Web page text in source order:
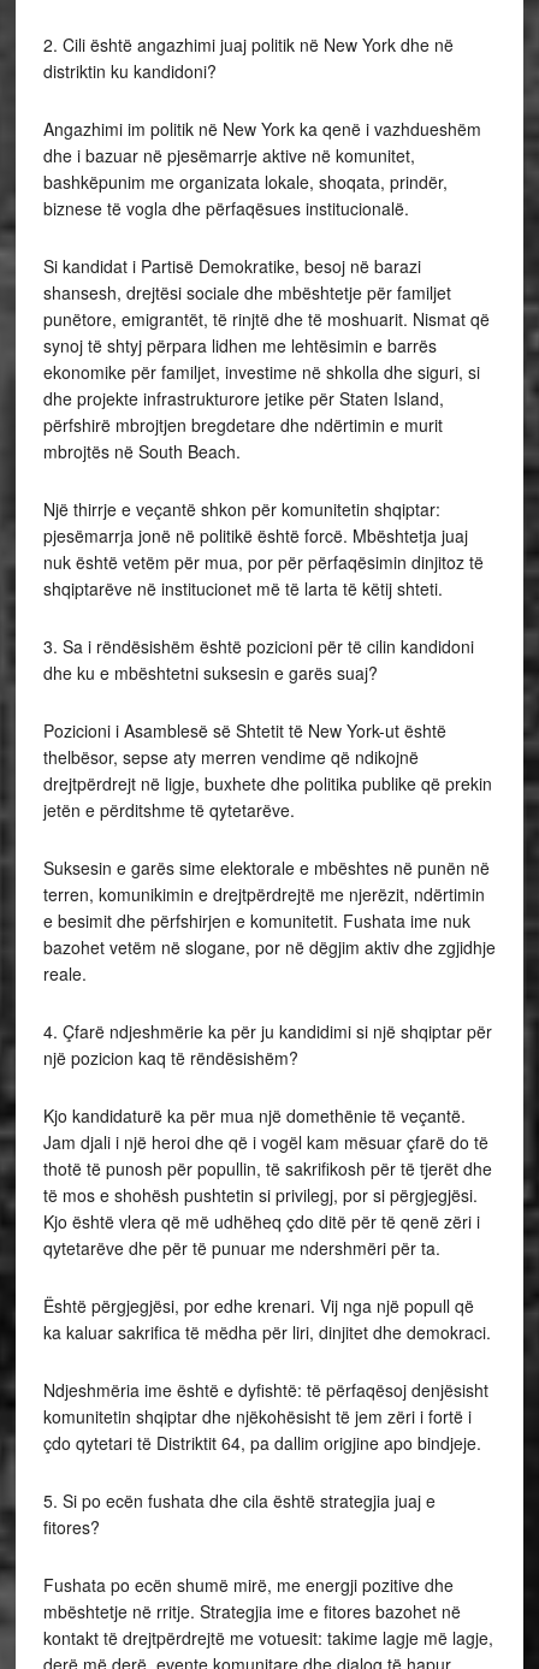
2. Cili është angazhimi juaj politik në New York dhe në
distriktin ku kandidoni?
Angazhimi im politik në New York ka qenë i vazhdueshëm
dhe i bazuar në pjesëmarrje aktive në komunitet,
bashkëpunim me organizata lokale, shoqata, prindër,
biznese të vogla dhe përfaqësues institucionalë.
Si kandidat i Partisë Demokratike, besoj në barazi
shansesh, drejtësi sociale dhe mbështetje për familjet
punëtore, emigrantët, të rinjtë dhe të moshuarit. Nismat që
synoj të shtyj përpara lidhen me lehtësimin e barrës
ekonomike për familjet, investime në shkolla dhe siguri, si
dhe projekte infrastrukturore jetike për Staten Island,
përfshirë mbrojtjen bregdetare dhe ndërtimin e murit
mbrojtës në South Beach.
Një thirrje e veçantë shkon për komunitetin shqiptar:
pjesëmarrja jonë në politikë është forcë. Mbështetja juaj
nuk është vetëm për mua, por për përfaqësimin dinjitoz të
shqiptarëve në institucionet më të larta të këtij shteti.
3. Sa i rëndësishëm është pozicioni për të cilin kandidoni
dhe ku e mbështetni suksesin e garës suaj?
Pozicioni i Asamblesë së Shtetit të New York-ut është
thelbësor, sepse aty merren vendime që ndikojnë
drejtpërdrejt në ligje, buxhete dhe politika publike që prekin
jetën e përditshme të qytetarëve.
Suksesin e garës sime elektorale e mbështes në punën në
terren, komunikimin e drejtpërdrejtë me njerëzit, ndërtimin
e besimit dhe përfshirjen e komunitetit. Fushata ime nuk
bazohet vetëm në slogane, por në dëgjim aktiv dhe zgjidhje
reale.
4. Çfarë ndjeshmërie ka për ju kandidimi si një shqiptar për
një pozicion kaq të rëndësishëm?
Kjo kandidaturë ka për mua një domethënie të veçantë.
Jam djali i një heroi dhe që i vogël kam mësuar çfarë do të
thotë të punosh për popullin, të sakrifikosh për të tjerët dhe
të mos e shohësh pushtetin si privilegj, por si përgjegjësi.
Kjo është vlera që më udhëheq çdo ditë për të qenë zëri i
qytetarëve dhe për të punuar me ndershmëri për ta.
Është përgjegjësi, por edhe krenari. Vij nga një popull që
ka kaluar sakrifica të mëdha për liri, dinjitet dhe demokraci.
Ndjeshmëria ime është e dyfishtë: të përfaqësoj denjësisht
komunitetin shqiptar dhe njëkohësisht të jem zëri i fortë i
çdo qytetari të Distriktit 64, pa dallim origjine apo bindjeje.
5. Si po ecën fushata dhe cila është strategjia juaj e
fitores?
Fushata po ecën shumë mirë, me energji pozitive dhe
mbështetje në rritje. Strategjia ime e fitores bazohet në
kontakt të drejtpërdrejtë me votuesit: takime lagje më lagje,
derë më derë, evente komunitare dhe dialog të hapur.